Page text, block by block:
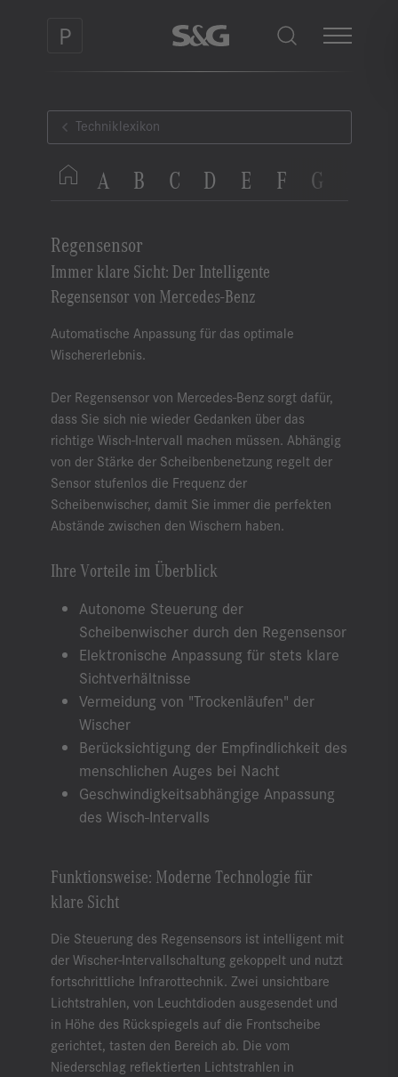
Techniklexikon
A B C D E F G
Regensensor
Immer klare Sicht: Der Intelligente
Regensensor von Mercedes-Benz
Automatische Anpassung für das optimale
Wischererlebnis.
Der Regensensor von Mercedes-Benz sorgt dafür,
dass Sie sich nie wieder Gedanken über das
richtige Wisch-Intervall machen müssen. Abhängig
von der Stärke der Scheibenbenetzung regelt der
Sensor stufenlos die Frequenz der
Scheibenwischer, damit Sie immer die perfekten
Abstände zwischen den Wischern haben.
Ihre Vorteile im Überblick
Autonome Steuerung der
Scheibenwischer durch den Regensensor
Elektronische Anpassung für stets klare
Sichtverhältnisse
Vermeidung von "Trockenläufen" der
Wischer
Berücksichtigung der Empfindlichkeit des
menschlichen Auges bei Nacht
Geschwindigkeitsabhängige Anpassung
des Wisch-Intervalls
Funktionsweise: Moderne Technologie für
klare Sicht
Die Steuerung des Regensensors ist intelligent mit
der Wischer-Intervallschaltung gekoppelt und nutzt
fortschrittliche Infrarottechnik. Zwei unsichtbare
Lichtstrahlen, von Leuchtdioden ausgesendet und
in Höhe des Rückspiegels auf die Frontscheibe
gerichtet, tasten den Bereich ab. Die vom
Niederschlag reflektierten Lichtstrahlen in